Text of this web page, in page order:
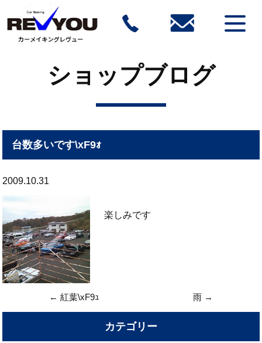
ショップブログ
台数多いです\xF9ｫ
2009.10.31
楽しみです
←紅葉\xF9ｭ 雨→
カテゴリー